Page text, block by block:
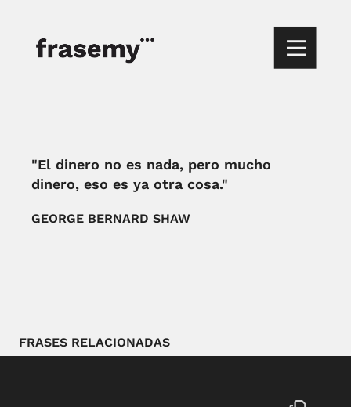
"El dinero no es nada, pero mucho
dinero, eso es ya otra cosa."
GEORGE BERNARD SHAW
FRASES RELACIONADAS